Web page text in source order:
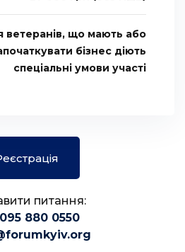
ветеранів, що мають або
бізнес діють
спеціальні умови участі
питання:
880 0550